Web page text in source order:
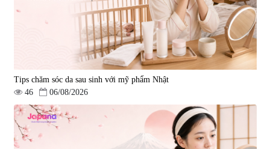
Tips chăm sóc da sau sinh với mỹ phẩm Nhật
46
06/08/2026